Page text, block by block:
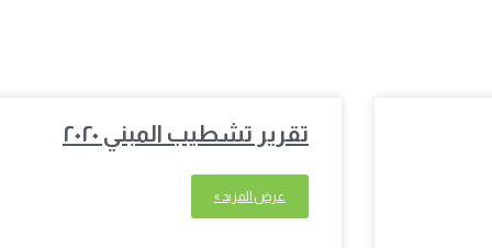
تقرير تشطيب المبني ٢٠٢٠
عرض المزيد »